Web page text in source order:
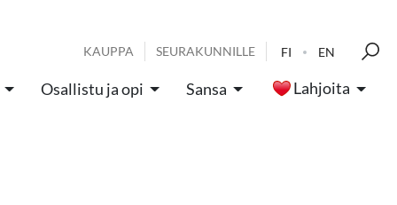
KAUPPA SEURAKUNNILLE FI EN
Osallistu ja opi Sansa Lahjoita